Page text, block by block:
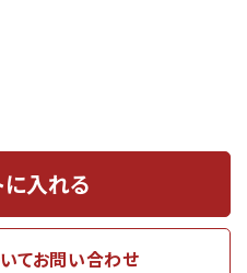
に入れる
てお問い合わせ